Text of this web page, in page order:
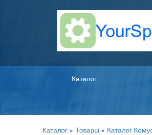
Каталог
Каталог » Товары » Каталог